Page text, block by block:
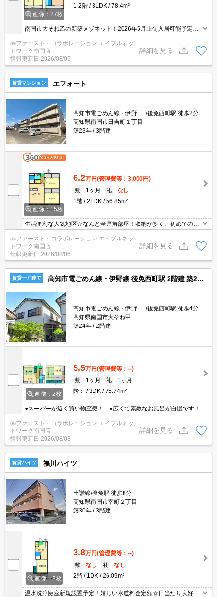
画像：27枚
1-2階 3LDK 78.4m²
南国市大そね乙の新築メゾネット！2026年5月上旬入居可能予定！
カップボードなど充実設備！高断熱住宅！
㈱ファースト・コラボレーション エイブルネッ
トワーク南国店
情報更新日 2026/08/05
詳細を見る
賃貸マンション エフォート
高知市電ごめん線・伊野･･･/後免西町駅 徒歩2分
高知県南国市日吉町１丁目
築23年
3階建
画像：15枚
6.2万円(管理費等：3,000円)
敷
1ヶ月 礼
なし
1階
2LDK 56.85m²
生活便利な人気地区☆なんと全戸角部屋！収納が多く、初めての同
棲や荷物の多いご家族の方にもオススメ♪
㈱ファースト・コラボレーション エイブルネッ
トワーク南国店
情報更新日 2026/08/06
詳細を見る
賃貸一戸建て 高知市電ごめん線・伊野線 後免西町駅 2階建 築24年
高知市電ごめん線・伊野･･･/後免西町駅 徒歩4分
高知県南国市大そね甲
築24年
2階建
画像：2枚
5.5万円(管理費等：--)
敷
1ヶ月 礼
1ヶ月
階：
3DK 75.74m²
●スーパーが近く買い物至便！ ●広くて素敵なお風呂が自慢です！
㈱ファースト・コラボレーション エイブルネッ
トワーク南国店
情報更新日 2026/08/03
詳細を見る
賃貸ハイツ 福川ハイツ
土讃線/後免駅 徒歩8分
高知県南国市幸町２丁目
築30年
3階建
画像：3枚
3.8万円(管理費等：--)
敷
なし 礼
なし
2階
1DK 26.09m²
温水洗浄便座新規設置予定！嬉しい水道料金定額☆日当たり良好◎